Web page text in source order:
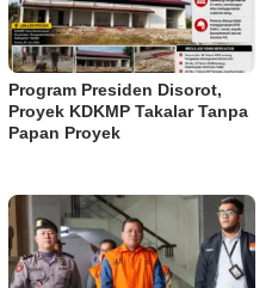
Program Presiden Disorot,
Proyek KDKMP Takalar Tanpa
Papan Proyek